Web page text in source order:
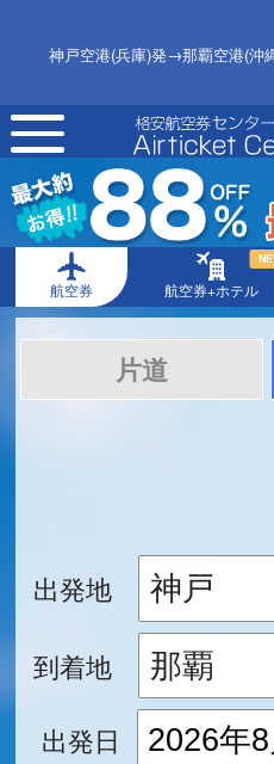
神戸空港(兵庫)発→那覇空港(沖
toggle
navigation
航空券 航空券+ホテル
片道
出発地
到着地
出発日